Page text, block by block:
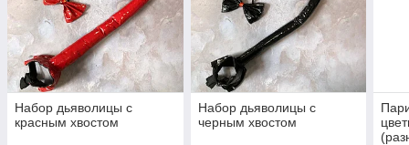
Набор дьяволицы с
красным хвостом
Набор дьяволицы с
черным хвостом